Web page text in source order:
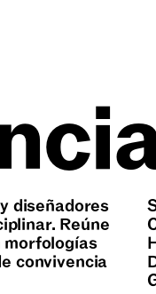
diseñadores
Reúne
convivencia